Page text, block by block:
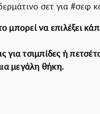
σετ για #σεφ
μπορεί να επιλέξει
για τσιμπίδες ή
μεγάλη θήκη.